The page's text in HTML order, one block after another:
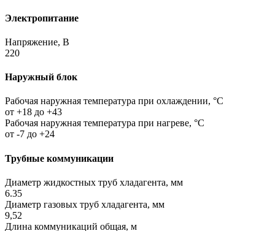
Электропитание
Напряжение, В
220
Наружный блок
Рабочая наружная температура при охлаждении, °C
от +18 до +43
Рабочая наружная температура при нагреве, °C
от -7 до +24
Трубные коммуникации
Диаметр жидкостных труб хладагента, мм
6.35
Диаметр газовых труб хладагента, мм
9,52
Длина коммуникаций общая, м